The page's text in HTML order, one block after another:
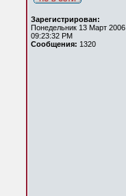
Зарегистрирован:
Понедельник 13 Март 2006
09:23:32 PM
Сообщения: 1320